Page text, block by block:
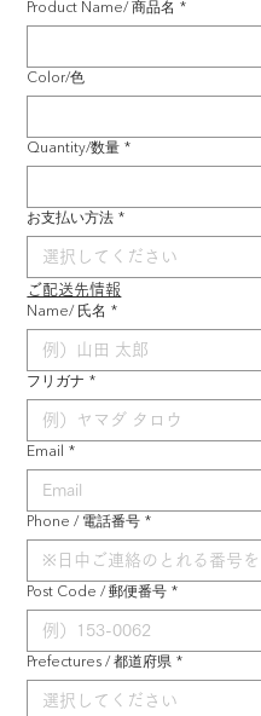
Product Name/ 商品名 *
Color/色
Quantity/数量 *
お支払い方法 *
ご配送先情報
Name/ 氏名 *
フリガナ *
Email *
Phone / 電話番号 *
Post Code / 郵便番号 *
Prefectures / 都道府県 *